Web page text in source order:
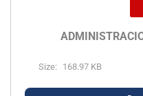
Size: 168.97 KB